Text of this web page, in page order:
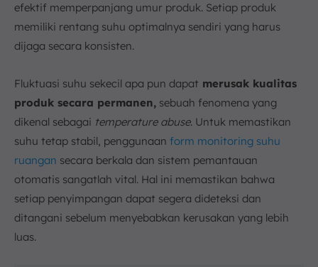
efektif memperpanjang umur produk. Setiap produk
memiliki rentang suhu optimalnya sendiri yang harus
dijaga secara konsisten.
Fluktuasi suhu sekecil apa pun dapat merusak kualitas
produk secara permanen, sebuah fenomena yang
dikenal sebagai temperature abuse. Untuk memastikan
suhu tetap stabil, penggunaan form monitoring suhu
ruangan secara berkala dan sistem pemantauan
otomatis sangatlah vital. Hal ini memastikan bahwa
setiap penyimpangan dapat segera dideteksi dan
ditangani sebelum menyebabkan kerusakan yang lebih
luas.